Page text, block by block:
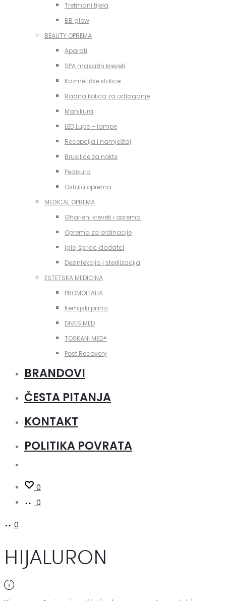
Tretmani tijela
BB glow
BEAUTY OPREMA
Aparati
SPA masažni kreveti
Kozmetičke stolice
Radna kolica za odlaganje
Manikura
LED Lupe – lampe
Recepcija i namještaj
Brusilice za nokte
Pedikura
Ostala oprema
MEDICAL OPREMA
Gharieni kreveti i oprema
Oprema za ordinacije
Igle, šprice, dodatci
Dezinfekcija i sterilizacija
ESTETSKA MEDICINA
PROMOITALIA
Kemijski pilinzi
DIVES MED
TOSKANI MED®️
Post Recovery
BRANDOVI
ČESTA PITANJA
KONTAKT
POLITIKA POVRATA
0
0
0
HIJALURON